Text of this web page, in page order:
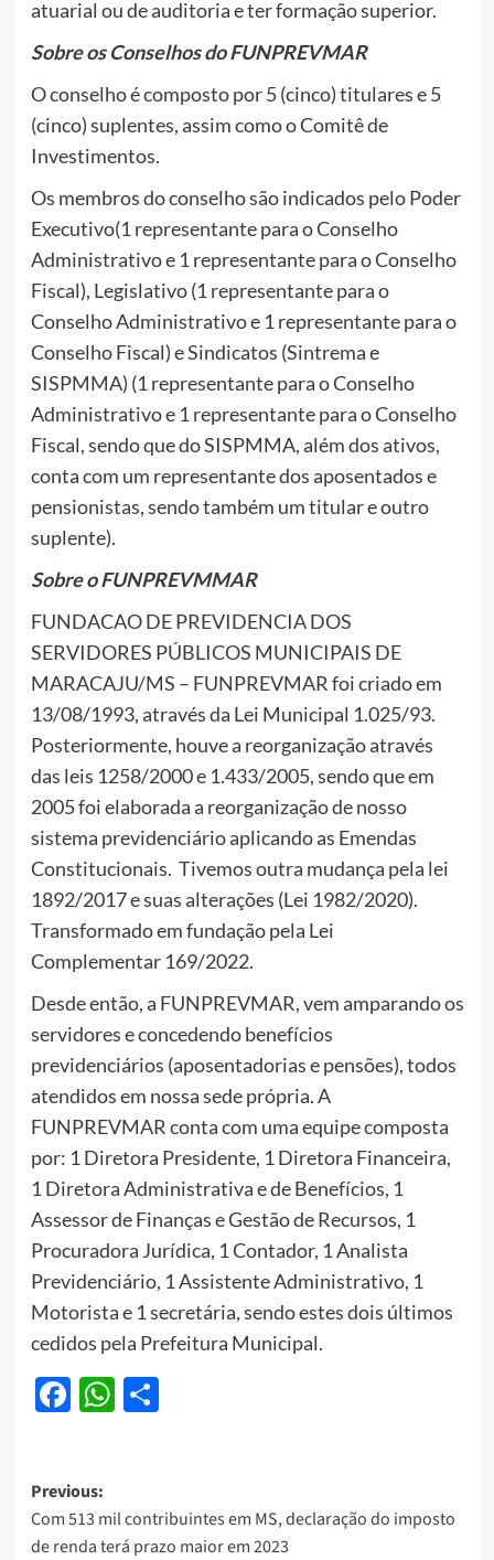
atuarial ou de auditoria e ter formação superior.
Sobre os Conselhos do FUNPREVMAR
O conselho é composto por 5 (cinco) titulares e 5
(cinco) suplentes, assim como o Comitê de
Investimentos.
Os membros do conselho são indicados pelo Poder
Executivo(1 representante para o Conselho
Administrativo e 1 representante para o Conselho
Fiscal), Legislativo (1 representante para o
Conselho Administrativo e 1 representante para o
Conselho Fiscal) e Sindicatos (Sintrema e
SISPMMA) (1 representante para o Conselho
Administrativo e 1 representante para o Conselho
Fiscal, sendo que do SISPMMA, além dos ativos,
conta com um representante dos aposentados e
pensionistas, sendo também um titular e outro
suplente).
Sobre o FUNPREVMMAR
FUNDACAO DE PREVIDENCIA DOS
SERVIDORES PÚBLICOS MUNICIPAIS DE
MARACAJU/MS – FUNPREVMAR foi criado em
13/08/1993, através da Lei Municipal 1.025/93.
Posteriormente, houve a reorganização através
das leis 1258/2000 e 1.433/2005, sendo que em
2005 foi elaborada a reorganização de nosso
sistema previdenciário aplicando as Emendas
Constitucionais. Tivemos outra mudança pela lei
1892/2017 e suas alterações (Lei 1982/2020).
Transformado em fundação pela Lei
Complementar 169/2022.
Desde então, a FUNPREVMAR, vem amparando os
servidores e concedendo benefícios
previdenciários (aposentadorias e pensões), todos
atendidos em nossa sede própria. A
FUNPREVMAR conta com uma equipe composta
por: 1 Diretora Presidente, 1 Diretora Financeira,
1 Diretora Administrativa e de Benefícios, 1
Assessor de Finanças e Gestão de Recursos, 1
Procuradora Jurídica, 1 Contador, 1 Analista
Previdenciário, 1 Assistente Administrativo, 1
Motorista e 1 secretária, sendo estes dois últimos
cedidos pela Prefeitura Municipal.
Facebook
WhatsApp
Share
Post
navigation
Previous:
Com 513 mil contribuintes em MS, declaração do imposto
de renda terá prazo maior em 2023